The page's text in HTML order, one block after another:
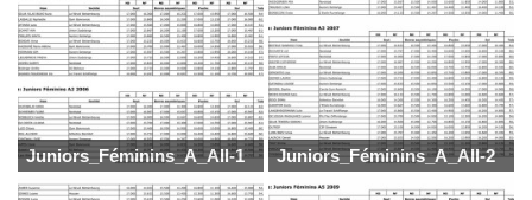
Juniors_Féminins_A_All-1 Juniors_Féminins_A_All-2